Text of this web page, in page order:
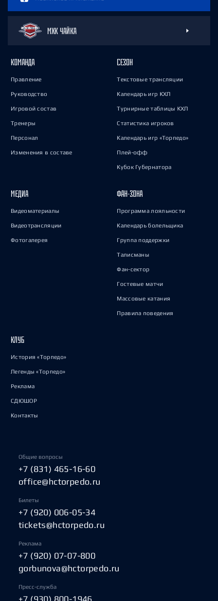
МХК ЧАЙКА
КОМАНДА
Правление
Руководство
Игровой состав
Тренеры
Персонал
Изменения в составе
СЕЗОН
Текстовые трансляции
Календарь игр КХЛ
Турнирные таблицы КХЛ
Статистика игроков
Календарь игр «Торпедо»
Плей-офф
Кубок Губернатора
МЕДИА
Видеоматериалы
Видеотрансляции
Фотогалерея
ФАН-ЗОНА
Программа лояльности
Календарь болельщика
Группа поддержки
Талисманы
Фан-сектор
Гостевые матчи
Массовые катания
Правила поведения
КЛУБ
История «Торпедо»
Легенды «Торпедо»
Реклама
СДЮШОР
Контакты
Общие вопросы
+7 (831) 465-16-60
office@hctorpedo.ru
Билеты
+7 (920) 006-05-34
tickets@hctorpedo.ru
Реклама
+7 (920) 07-07-800
gorbunova@hctorpedo.ru
Пресс-служба
+7 (930) 800-1946